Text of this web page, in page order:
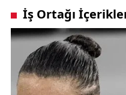
birlikte onları Zara Özel
gezdirdik"
dedi.